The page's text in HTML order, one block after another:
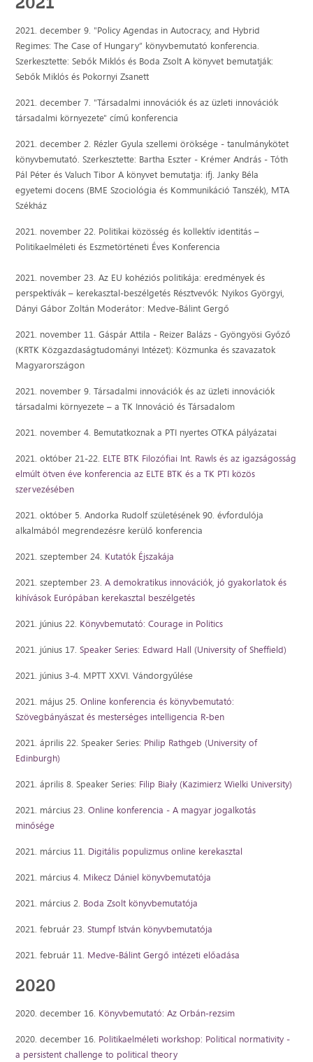
2021. december 9. "Policy Agendas in Autocracy, and Hybrid
Regimes: The Case of Hungary” könyvbemutató konferencia.
Szerkesztette: Sebők Miklós és Boda Zsolt A könyvet bemutatják:
Sebők Miklós és Pokornyi Zsanett
2021. december 7. "Társadalmi innovációk és az üzleti innovációk
társadalmi környezete" című konferencia
2021. december 2. Rézler Gyula szellemi öröksége - tanulmánykötet
könyvbemutató. Szerkesztette: Bartha Eszter - Krémer András - Tóth
Pál Péter és Valuch Tibor A könyvet bemutatja: ifj. Janky Béla
egyetemi docens (BME Szociológia és Kommunikáció Tanszék), MTA
Székház
2021. november 22. Politikai közösség és kollektív identitás –
Politikaelméleti és Eszmetörténeti Éves Konferencia
2021. november 23. Az EU kohéziós politikája: eredmények és
perspektívák – kerekasztal-beszélgetés Résztvevők: Nyikos Györgyi,
Dányi Gábor Zoltán Moderátor: Medve-Bálint Gergő
2021. november 11. Gáspár Attila - Reizer Balázs - Gyöngyösi Győző
(KRTK Közgazdaságtudományi Intézet): Közmunka és szavazatok
Magyarországon
2021. november 9. Társadalmi innovációk és az üzleti innovációk
társadalmi környezete – a TK Innováció és Társadalom
2021. november 4. Bemutatkoznak a PTI nyertes OTKA pályázatai
2021. október 21-22. ELTE BTK Filozófiai Int. Rawls és az igazságosság
elmúlt ötven éve konferencia az ELTE BTK és a TK PTI közös
szervezésében
2021. október 5. Andorka Rudolf születésének 90. évfordulója
alkalmából megrendezésre kerülő konferencia
2021. szeptember 24. Kutatók Éjszakája
2021. szeptember 23.A demokratikus innovációk, jó gyakorlatok és
kihívások Európában kerekasztal beszélgetés
2021. június 22. Könyvbemutató: Courage in Politics
2021. június 17.Speaker Series: Edward Hall (University of Sheffield)
2021. június 3-4. MPTT XXVI. Vándorgyűlése
2021. május 25.Online konferencia és könyvbemutató:
Szövegbányászat és mesterséges intelligencia R-ben
2021. április 22. Speaker Series: Philip Rathgeb (University of
Edinburgh)
2021. április 8. Speaker Series: Filip Biały (Kazimierz Wielki University)
2021. március 23.Online konferencia - A magyar jogalkotás
minősége
2021. március 11. Digitális populizmus online kerekasztal
2021. március 4. Mikecz Dániel könyvbemutatója
2021. március 2. Boda Zsolt könyvbemutatója
2021. február 23.Stumpf István könyvbemutatója
2021. február 11. Medve-Bálint Gergő intézeti előadása
2020
2020. december 16. Könyvbemutató: Az Orbán-rezsim
2020. december 16. Politikaelméleti workshop: Political normativity -
a persistent challenge to political theory